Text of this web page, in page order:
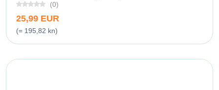
(0)
25,99 EUR
(= 195,82 kn)